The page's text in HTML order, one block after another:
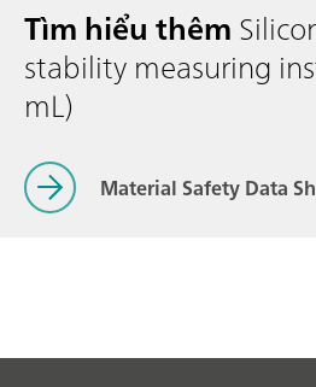
Tìm hiểu thêm
stability measuring
mL)
Material Safety Data